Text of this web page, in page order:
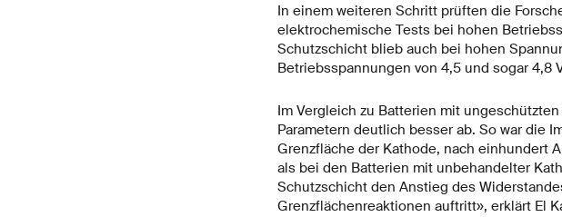
In einem weiteren Schritt prüften die
elektrochemische Tests bei hohen
Schutzschicht blieb auch bei hohen
Betriebsspannungen von 4,5 und sogar 4,8
Im Vergleich zu Batterien mit
Parametern deutlich besser ab. So war die
Grenzfläche der Kathode, nach einhundert
als bei den Batterien mit unbehandelter
Schutzschicht den Anstieg des
Grenzflächenreaktionen auftritt», erklärt El